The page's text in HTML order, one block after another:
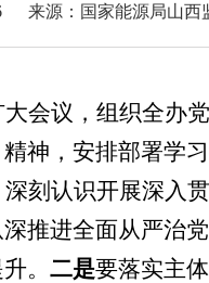
来源：国家能源局山西
会议，组织全办
神，安排部署学习
刻认识开展深入
推进全面从严治
。 二是要落实主